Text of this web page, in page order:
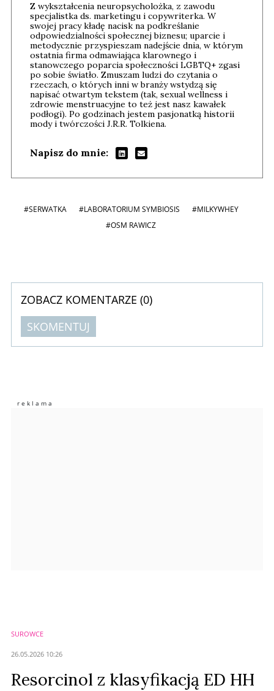
Z wykształcenia neuropsycholożka, z zawodu
specjalistka ds. marketingu i copywriterka. W
swojej pracy kładę nacisk na podkreślanie
odpowiedzialności społecznej biznesu; uparcie i
metodycznie przyspieszam nadejście dnia, w którym
ostatnia firma odmawiająca klarownego i
stanowczego poparcia społeczności LGBTQ+ zgasi
po sobie światło. Zmuszam ludzi do czytania o
rzeczach, o których inni w branży wstydzą się
napisać otwartym tekstem (tak, sexual wellness i
zdrowie menstruacyjne to też jest nasz kawałek
podłogi). Po godzinach jestem pasjonatką historii
mody i twórczości J.R.R. Tolkiena.
Napisz do mnie:
#SERWATKA #LABORATORIUM SYMBIOSIS
#MILKYWHEY
#OSM RAWICZ
ZOBACZ KOMENTARZE (0)
SKOMENTUJ
Imię (Wymagane)
SUROWCE
26.05.2026 10:26
Resorcinol z klasyfikacją ED HH